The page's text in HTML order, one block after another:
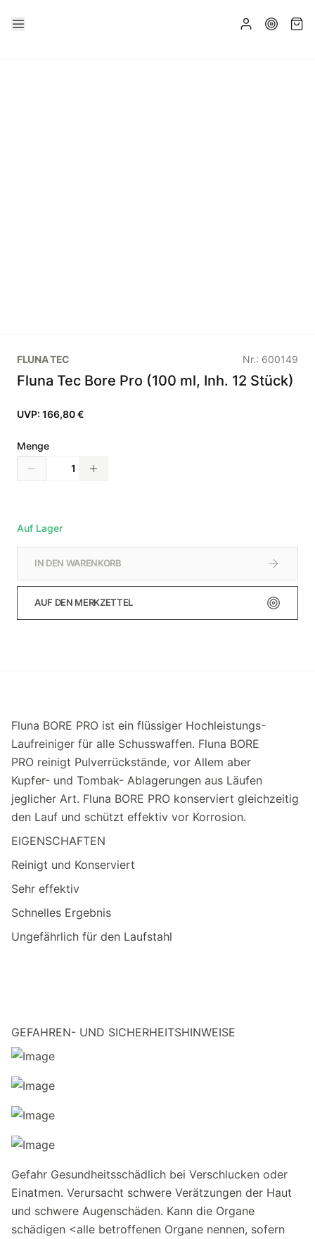
FLUNA TEC Nr.: 600149
Fluna Tec Bore Pro (100 ml, Inh. 12 Stück)
UVP: 166,80 €
Menge
Auf Lager
IN DEN WARENKORB
AUF DEN MERKZETTEL
Fluna BORE PRO ist ein flüssiger Hochleistungs-
Laufreiniger für alle Schusswaffen. Fluna BORE
PRO reinigt Pulverrückstände, vor Allem aber
Kupfer- und Tombak- Ablagerungen aus Läufen
jeglicher Art. Fluna BORE PRO konserviert gleichzeitig
den Lauf und schützt effektiv vor Korrosion.
EIGENSCHAFTEN
Reinigt und Konserviert
Sehr effektiv
Schnelles Ergebnis
Ungefährlich für den Laufstahl
GEFAHREN- UND SICHERHEITSHINWEISE
Gefahr Gesundheitsschädlich bei Verschlucken oder
Einatmen. Verursacht schwere Verätzungen der Haut
und schwere Augenschäden. Kann die Organe
schädigen <alle betroffenen Organe nennen, sofern